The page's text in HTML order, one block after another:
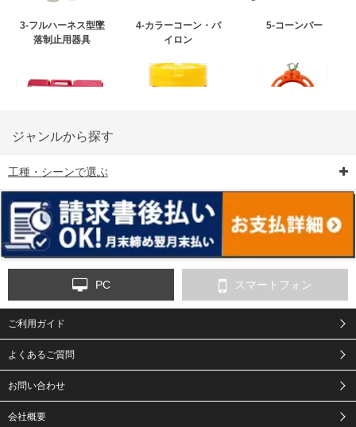
3-フルハーネス型墜
落制止用器具
4-カラーコーン・パ
イロン
5-コーンバー
6-矢印板/LED矢印板
ンス
9-点字マット・タイ
ジャンルから探す
工種・シーンで選ぶ
PC スマートフォン
ご利用ガイド
よくあるご質問
お問い合わせ
会社概要